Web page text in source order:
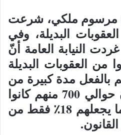
2017 وبعد مرسوم ملكي، شرعت
البديلة، وفي
النيابة العامة أنّ
من العقوبات البديلة
مدة كبيرة من
عقوبتهم. ووجدنا أن حوالي 700 منهم كانوا
سجناء سياسيين، مما يجعلهم 18٪ فقط من